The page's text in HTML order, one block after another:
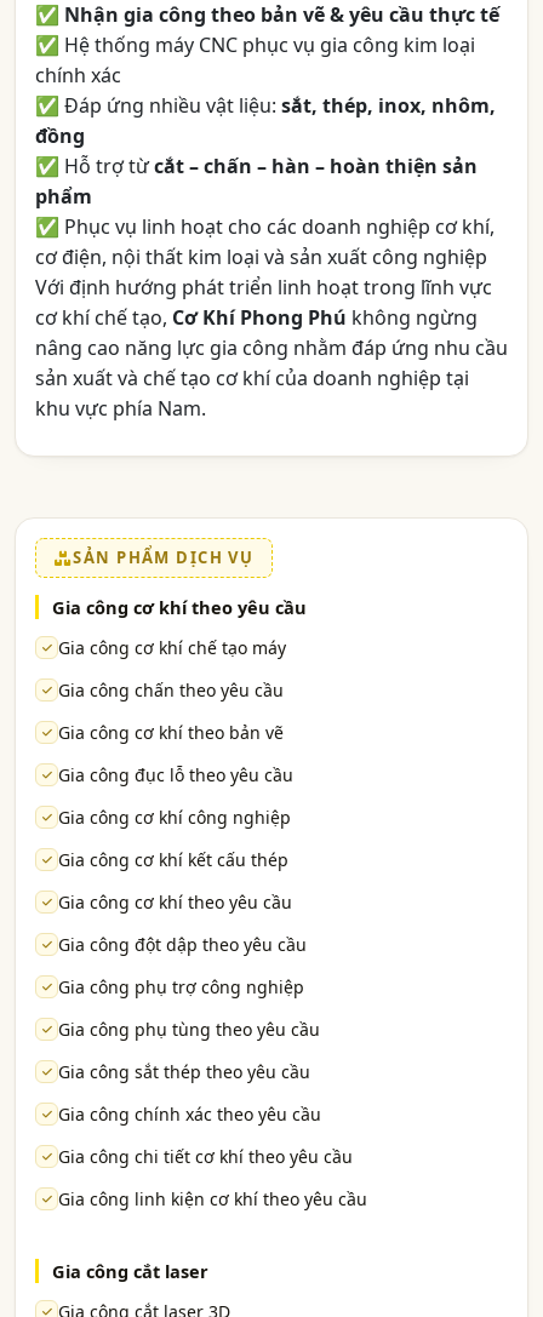
✅ Nhận gia công theo bản vẽ & yêu cầu thực tế
✅ Hệ thống máy CNC phục vụ gia công kim loại
chính xác
✅ Đáp ứng nhiều vật liệu: sắt, thép, inox, nhôm,
đồng
✅ Hỗ trợ từcắt – chấn – hàn – hoàn thiện sản
phẩm
✅ Phục vụ linh hoạt cho các doanh nghiệp cơ khí,
cơ điện, nội thất kim loại và sản xuất công nghiệp
Với định hướng phát triển linh hoạt trong lĩnh vực
cơ khí chế tạo, Cơ Khí Phong Phú không ngừng
nâng cao năng lực gia công nhằm đáp ứng nhu cầu
sản xuất và chế tạo cơ khí của doanh nghiệp tại
khu vực phía Nam.
SẢN PHẨM DỊCH VỤ
Gia công cơ khí theo yêu cầu
Gia công cơ khí chế tạo máy
Gia công chấn theo yêu cầu
Gia công cơ khí theo bản vẽ
Gia công đục lỗ theo yêu cầu
Gia công cơ khí công nghiệp
Gia công cơ khí kết cấu thép
Gia công cơ khí theo yêu cầu
Gia công đột dập theo yêu cầu
Gia công phụ trợ công nghiệp
Gia công phụ tùng theo yêu cầu
Gia công sắt thép theo yêu cầu
Gia công chính xác theo yêu cầu
Gia công chi tiết cơ khí theo yêu cầu
Gia công linh kiện cơ khí theo yêu cầu
Gia công cắt laser
Gia công cắt laser 3D